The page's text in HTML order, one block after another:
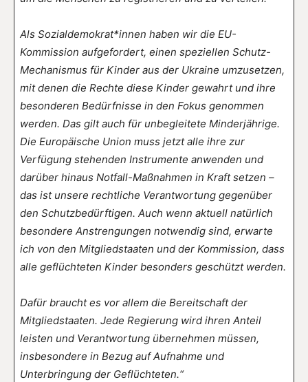
Als Sozialdemokrat*innen haben wir die EU-
Kommission aufgefordert, einen speziellen Schutz-
Mechanismus für Kinder aus der Ukraine umzusetzen,
mit denen die Rechte diese Kinder gewahrt und ihre
besonderen Bedürfnisse in den Fokus genommen
werden. Das gilt auch für unbegleitete Minderjährige.
Die Europäische Union muss jetzt alle ihre zur
Verfügung stehenden Instrumente anwenden und
darüber hinaus Notfall-Maßnahmen in Kraft setzen –
das ist unsere rechtliche Verantwortung gegenüber
den Schutzbedürftigen. Auch wenn aktuell natürlich
besondere Anstrengungen notwendig sind, erwarte
ich von den Mitgliedstaaten und der Kommission, dass
alle geflüchteten Kinder besonders geschützt werden.
Dafür braucht es vor allem die Bereitschaft der
Mitgliedstaaten. Jede Regierung wird ihren Anteil
leisten und Verantwortung übernehmen müssen,
insbesondere in Bezug auf Aufnahme und
Unterbringung der Geflüchteten.“